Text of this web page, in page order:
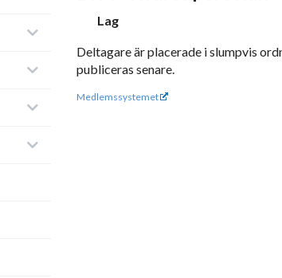
Lag
Deltagare är placerade i slumpvis
publiceras senare.
Medlemssystemet